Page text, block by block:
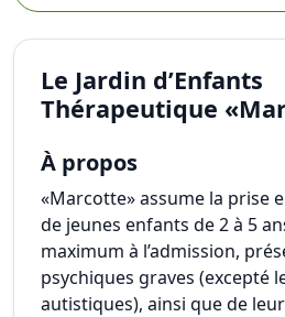
Le Jardin d’Enfants
Thérapeutique
À propos
«Marcotte» assume la prise
de jeunes enfants de 2 à 5
maximum à l’admission,
psychiques graves (excepté
autistiques), ainsi que de